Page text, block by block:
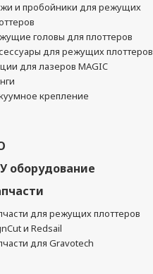
и пробойники для режущих
головы для плоттеров
для режущих плоттеров
для лазеров MAGIC
крепление
оборудование
для режущих плоттеров
и Redsail
для Gravotech